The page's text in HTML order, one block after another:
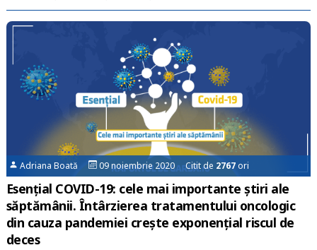
Adriana Boată 09 noiembrie 2020 Citit de 2767ori
Esențial COVID-19: cele mai importante știri ale
săptămânii. Întârzierea tratamentului oncologic
din cauza pandemiei crește exponențial riscul de
deces